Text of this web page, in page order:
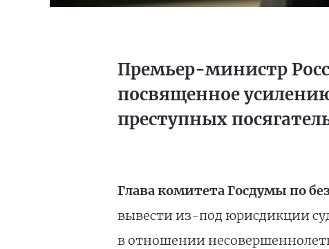
Премьер-министр
посвященное
преступных
Глава комитета Госдумы по
вывести из-под юрисдикции
в отношении